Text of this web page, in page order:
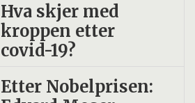
Hva skjer med
kroppen etter
covid-19?
Etter Nobelprisen: